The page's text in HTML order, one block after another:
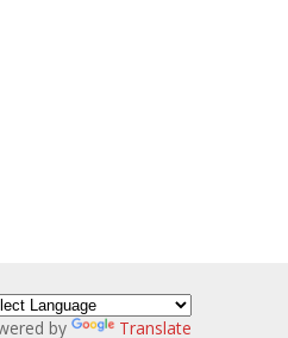
by Translate